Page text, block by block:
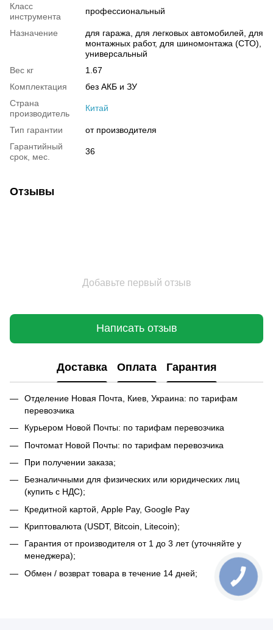
Класс
инструмента
профессиональный
Назначение
для гаража, для легковых автомобилей, для
монтажных работ, для шиномонтажа (СТО),
универсальный
Вес кг
1.67
Комплектация
без АКБ и ЗУ
Страна
производитель
Китай
Тип гарантии
от производителя
Гарантийный
срок, мес.
36
Отзывы
Добавьте первый отзыв
Написать отзыв
Доставка Оплата Гарантия
Отделение Новая Почта, Киев, Украина: по тарифам
перевозчика
Курьером Новой Почты: по тарифам перевозчика
Почтомат Новой Почты: по тарифам перевозчика
При получении заказа;
Безналичными для физических или юридических лиц
(купить с НДС);
Кредитной картой, Apple Pay, Google Pay
Криптовалюта (USDT, Bitcoin, Litecoin);
Гарантия от производителя от 1 до 3 лет (уточняйте у
менеджера);
Обмен / возврат товара в течение 14 дней;